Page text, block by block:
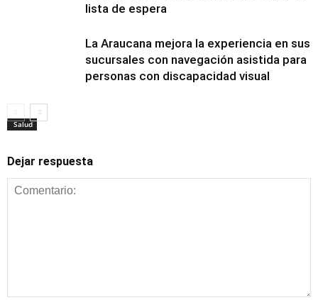
Salud
lista de espera
Salud
La Araucana mejora la experiencia en sus
sucursales con navegación asistida para
personas con discapacidad visual
Dejar respuesta